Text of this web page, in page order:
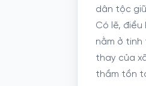
dân tộc
Có lẽ,
nằm ở tinh
thay của
thầm tồn